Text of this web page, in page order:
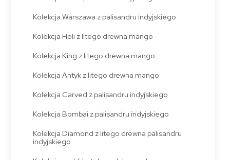
Kolekcja Warszawa z palisandru indyjskiego
Kolekcja Holi z litego drewna mango
Kolekcja King z litego drewna mango
Kolekcja Antyk z litego drewna mango
Kolekcja Carved z palisandru indyjskiego
Kolekcja Bombai z palisandru indyjskiego
Kolekcja Diamond z litego drewna palisandru
indyjskiego